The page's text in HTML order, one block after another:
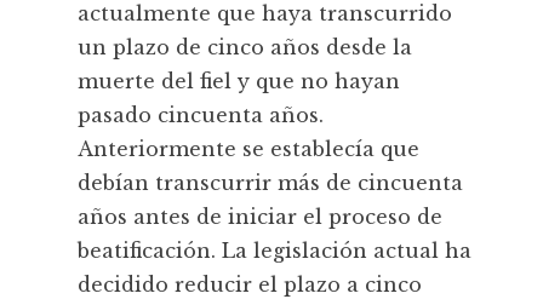
actualmente que haya transcurrido
un plazo de cinco años desde la
muerte del fiel y que no hayan
pasado cincuenta años.
Anteriormente se establecía que
debían transcurrir más de cincuenta
años antes de iniciar el proceso de
beatificación. La legislación actual ha
decidido reducir el plazo a cinco